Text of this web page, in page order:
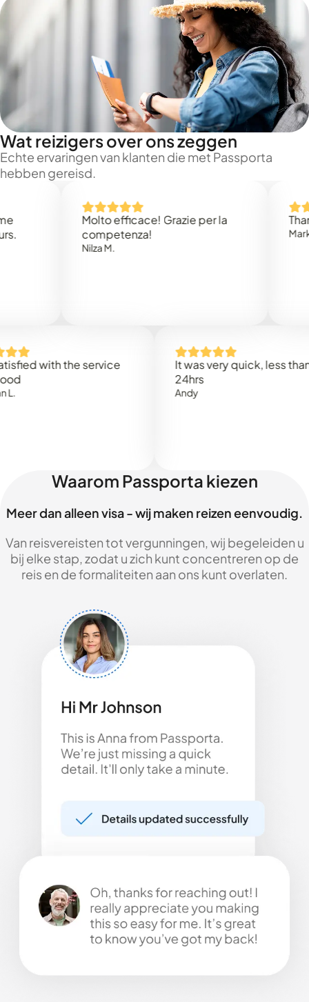
Wat reizigers over ons zeggen
Echte ervaringen van klanten die met Passporta
hebben gereisd.
Molto efficace! Grazie per la
competenza!
Thank
with the service
It was very quick, less than
Waarom Passporta kiezen
Meer dan alleen visa - wij maken reizen eenvoudig.
Van reisvereisten tot vergunningen, wij begeleiden u
bij elke stap, zodat u zich kunt concentreren op de
reis en de formaliteiten aan ons kunt overlaten.